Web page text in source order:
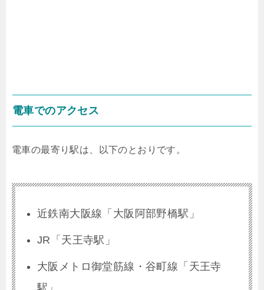
電車でのアクセス
電車の最寄り駅は、以下のとおりです。
近鉄南大阪線「大阪阿部野橋駅」
JR「天王寺駅」
大阪メトロ御堂筋線・谷町線「天王寺
駅」